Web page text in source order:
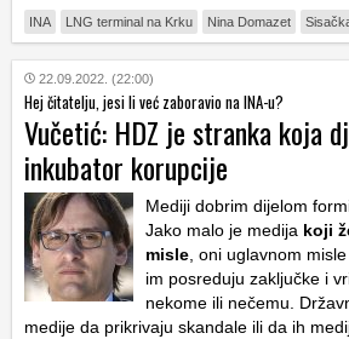
INA LNG terminal na Krku Nina Domazet
22.09.2022. (22:00)
Hej čitatelju, jesi li već zaboravio na INA-u?
Vučetić: HDZ je stranka koja
inkubator korupcije
Mediji dobrim dijelom
Jako malo je medija koji
misle , oni uglavnom
im posreduju zaključke i
nekome ili nečemu.
medije da prikrivaju skandale ili da ih